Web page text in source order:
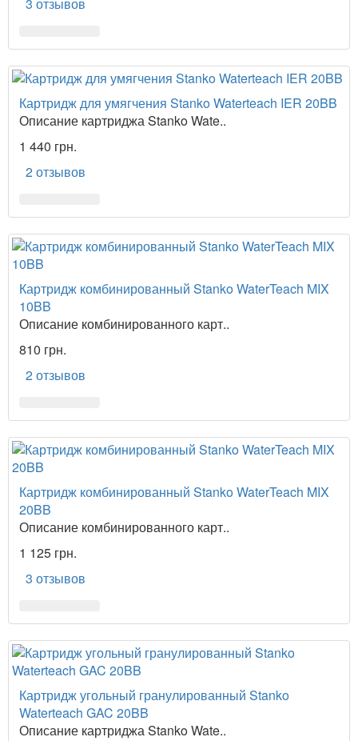
3 отзывов
Картридж для умягчения Stanko Waterteach IER 20BB
Описание картриджа Stanko Wate..
1 440 грн.
2 отзывов
Картридж комбинированный Stanko WaterTeach MIX
10BB
Описание комбинированного карт..
810 грн.
2 отзывов
Картридж комбинированный Stanko WaterTeach MIX
20BB
Описание комбинированного карт..
1 125 грн.
3 отзывов
Картридж угольный гранулированный Stanko
Waterteach GAC 20BB
Описание картриджа Stanko Wate..